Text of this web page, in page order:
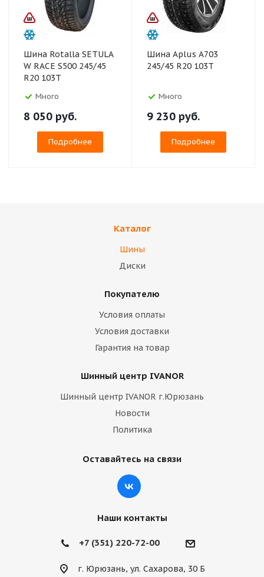
Шина Rotalla SETULA
W RACE S500 245/45
R20 103T
Много
8 050 руб.
Подробнее
Шина Aplus A703
245/45 R20 103T
Много
9 230 руб.
Подробнее
Каталог
Шины
Диски
Покупателю
Условия оплаты
Условия доставки
Гарантия на товар
Шинный центр IVANOR
Шинный центр IVANOR г.Юрюзань
Новости
Политика
Оставайтесь на связи
Наши контакты
+7 (351) 220-72-00
г. Юрюзань, ул. Сахарова, 30 Б